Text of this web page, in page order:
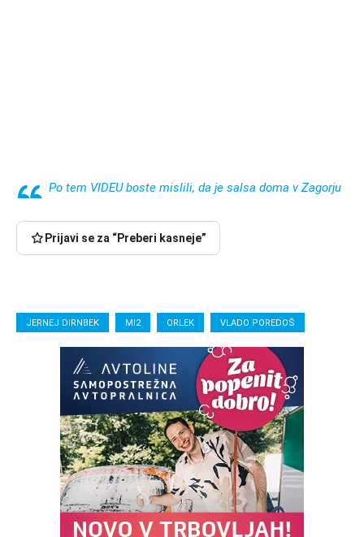
Po tem VIDEU boste mislili, da je salsa doma v Zagorju
Prijavi se za “Preberi kasneje”
JERNEJ DIRNBEK MI2 ORLEK VLADO POREDOŠ